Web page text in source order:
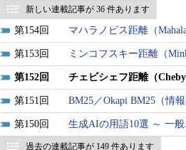
新しい連載記事が 36 件あります
154 マハラノビス距離（
153 ミンコフスキー距離（
152 チェビシェフ距離（
151 BM25／Okapi BM25（情
150 生成AIの用語10選 ～ 一
過去の連載記事が 149 件あります